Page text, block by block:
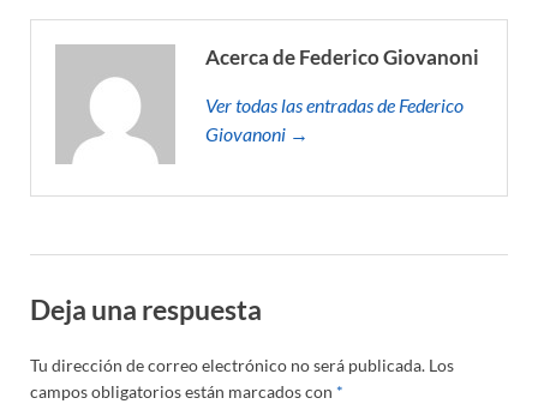
Acerca de Federico Giovanoni
Ver todas las entradas de Federico
Giovanoni →
Deja una respuesta
Tu dirección de correo electrónico no será publicada. Los
campos obligatorios están marcados con *